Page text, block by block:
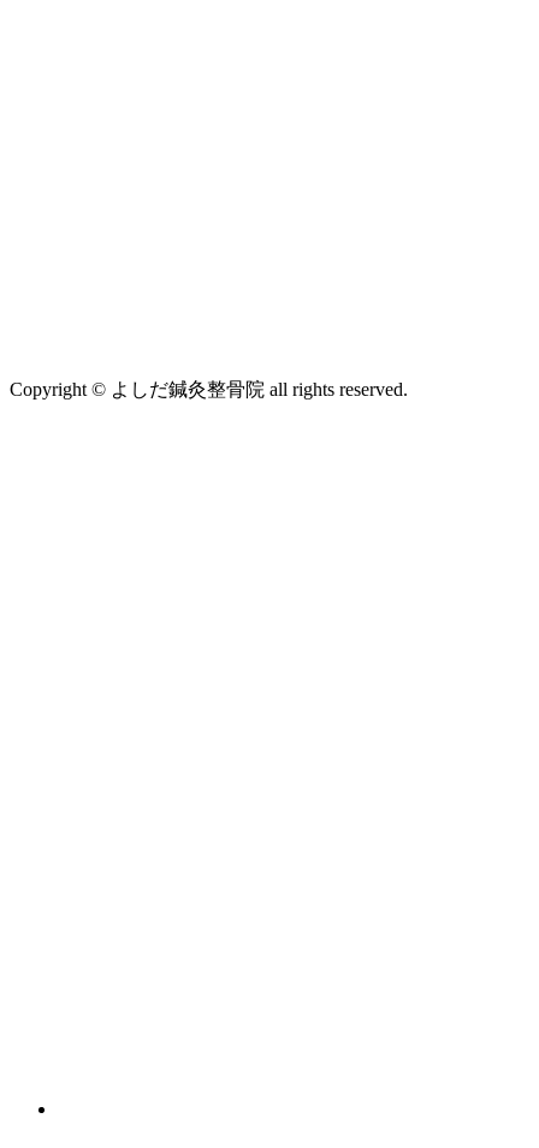
Copyright © よしだ鍼灸整骨院 all rights reserved.